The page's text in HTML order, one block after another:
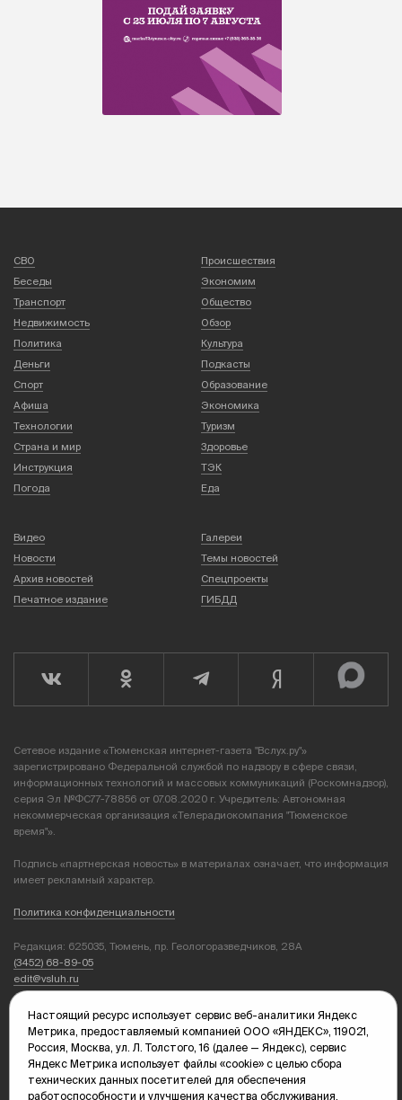
СВО
Происшествия
Беседы
Экономим
Транспорт
Общество
Недвижимость
Обзор
Политика
Культура
Деньги
Подкасты
Спорт
Образование
Афиша
Экономика
Технологии
Туризм
Страна и мир
Здоровье
Инструкция
ТЭК
Погода
Еда
Видео
Галереи
Новости
Темы новостей
Архив новостей
Спецпроекты
Печатное издание
ГИБДД
Сетевое издание «Тюменская интернет-газета "Вслух.ру"»
зарегистрировано Федеральной службой по надзору в сфере связи,
информационных технологий и массовых коммуникаций (Роскомнадзор),
серия Эл №ФС77-78856 от 07.08.2020 г. Учредитель: Автономная
некоммерческая организация «Телерадиокомпания "Тюменское
время"».
Подпись «партнерская новость» в материалах означает, что информация
имеет рекламный характер.
Политика конфиденциальности
Редакция: 625035, Тюмень, пр. Геологоразведчиков, 28А
(3452) 68-89-05
edit@vsluh.ru
Главный редактор: Панкина Т.Ю.
kika@vsluh.ru
По вопросам рекламы:
(3452) 68-89-78
kotovaev@sibinformburo.ru
Настоящий ресурс использует сервис веб-аналитики Яндекс
Метрика, предоставляемый компанией ООО «ЯНДЕКС», 119021,
Россия, Москва, ул. Л. Толстого, 16 (далее — Яндекс), сервис
Яндекс Метрика использует файлы «cookie» с целью сбора
технических данных посетителей для обеспечения
работоспособности и улучшения качества обслуживания.